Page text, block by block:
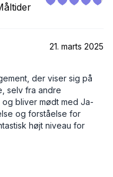
21. marts 2025
der viser sig på
selv fra andre
bliver mødt med Ja-
og forståelse for
højt niveau for